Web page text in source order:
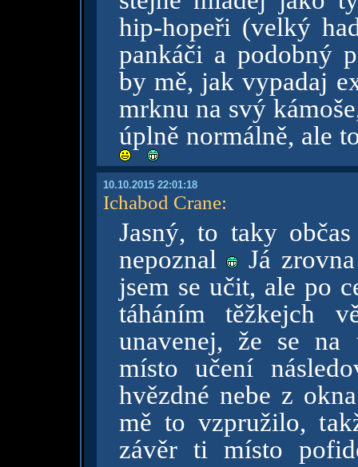
hip-hopeři (velký
pankáči a podobný
by mě, jak vypadaj
mrknu na svý
úplně normálně, ale
10.10.2015 22:01:18
Ichabod Crane:
Jasný, to taky
nepoznal
Já
jsem se učit, ale po
táháním těžkejch
unavenej, že se na
místo učení
hvězdné nebe z
mě to vzpružilo,
závěr ti místo